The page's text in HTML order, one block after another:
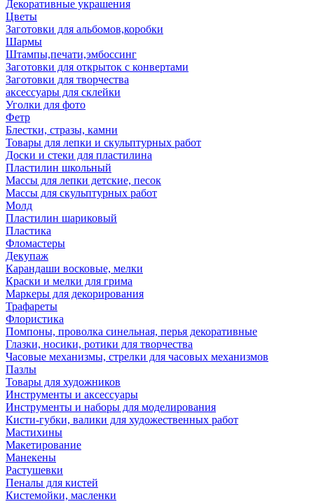
Декоративные украшения
Цветы
Заготовки для альбомов,коробки
Шармы
Штампы,печати,эмбоссинг
Заготовки для открыток с конвертами
Заготовки для творчества
аксессуары для склейки
Уголки для фото
Фетр
Блестки, стразы, камни
Товары для лепки и скульптурных работ
Доски и стеки для пластилина
Пластилин школьный
Массы для лепки детские, песок
Массы для скульптурных работ
Молд
Пластилин шариковый
Пластика
Фломастеры
Декупаж
Карандаши восковые, мелки
Краски и мелки для грима
Маркеры для декорирования
Трафареты
Флористика
Помпоны, проволка синельная, перья декоративные
Глазки, носики, ротики для творчества
Часовые механизмы, стрелки для часовых механизмов
Пазлы
Товары для художников
Инструменты и аксессуары
Инструменты и наборы для моделирования
Кисти-губки, валики для художественных работ
Мастихины
Макетирование
Манекены
Растушевки
Пеналы для кистей
Кистемойки, масленки